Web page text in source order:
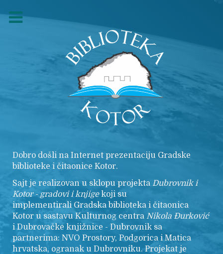
Dobro došli na Internet prezentaciju Gradske
biblioteke i čitaonice Kotor.
Sajt je realizovan u sklopu projekta Dubrovnik i
Kotor - gradovi i knjigekoji su
implementirali Gradska biblioteka i čitaonica
Kotor u sastavu Kulturnog centra Nikola Đurković
i Dubrovačke knjižnice - Dubrovnik sa
partnerima: NVO Prostory, Podgorica i Matica
hrvatska, ogranak u Dubrovniku. Projekat je